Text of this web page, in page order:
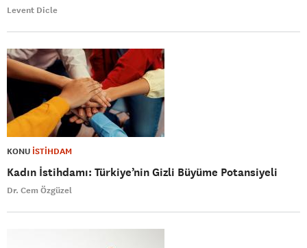
Levent Dicle
KONU İSTİHDAM
Kadın İstihdamı: Türkiye’nin Gizli Büyüme Potansiyeli
Dr. Cem Özgüzel